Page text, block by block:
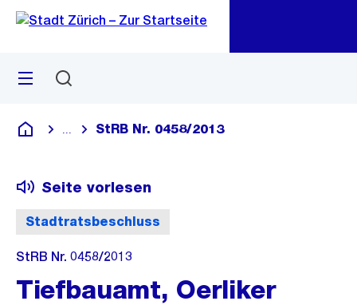
Navigation
Sprunglink
Menü
Deutsch
Blende alle Breadcrumbs ein
StRB Nr. 0458/2013
Stadtratsbeschluss
Seite vorlesen
StRB Nr. 0458/2013
Tiefbauamt, Oerliker